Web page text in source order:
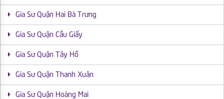
Gia Sư Quận Hai Bà Trưng
Gia Sư Quận Cầu Giấy
Gia Sư Quận Tây Hồ
Gia Sư Quận Thanh Xuân
Gia Sư Quận Hoàng Mai